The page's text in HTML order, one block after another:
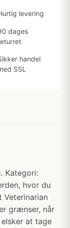
levering
dages
handel
SSL
Kategori:
hvor du
Veterinarian
grænser, når
at tage